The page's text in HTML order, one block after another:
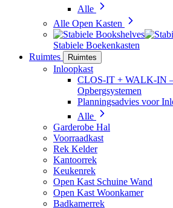
Alle
Alle Open Kasten
Stabiele Boekenkasten
Ruimtes
Ruimtes
Inloopkast
CLOS-IT + WALK-IN
Opbergsystemen
Planningsadvies voor
Alle
Garderobe Hal
Voorraadkast
Rek Kelder
Kantoorrek
Keukenrek
Open Kast Schuine Wand
Open Kast Woonkamer
Badkamerrek